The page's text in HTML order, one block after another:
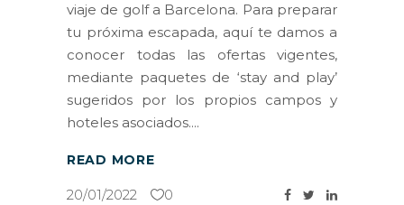
viaje de golf a Barcelona. Para preparar
tu próxima escapada, aquí te damos a
conocer todas las ofertas vigentes,
mediante paquetes de ‘stay and play’
sugeridos por los propios campos y
hoteles asociados.
READ MORE
20/01/2022
0